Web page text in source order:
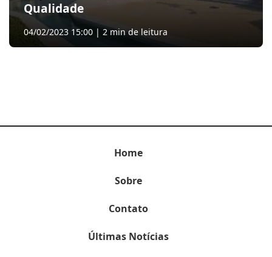
Qualidade
04/02/2023 15:00 | 2 min de leitura
Home
Sobre
Contato
Últimas Notícias